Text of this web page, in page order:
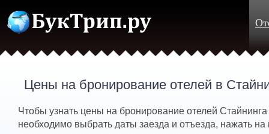
Цены на бронирование отелей в
Чтобы узнать цены на бронирование отелей
необходимо выбрать даты заезда и отъезда, нажать на